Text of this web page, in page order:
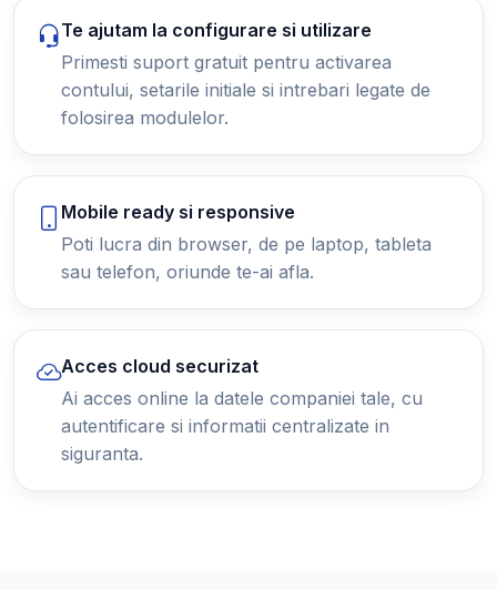
Te ajutam la configurare si utilizare
Primesti suport gratuit pentru activarea
contului, setarile initiale si intrebari legate de
folosirea modulelor.
Mobile ready si responsive
Poti lucra din browser, de pe laptop, tableta
sau telefon, oriunde te-ai afla.
Acces cloud securizat
Ai acces online la datele companiei tale, cu
autentificare si informatii centralizate in
siguranta.